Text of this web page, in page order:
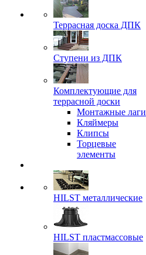
Террасная доска ДПК
Ступени из ДПК
Комплектующие для
террасной доски
Монтажные лаги
Кляймеры
Клипсы
Торцевые
элементы
HILST металлические
HILST пластмассовые